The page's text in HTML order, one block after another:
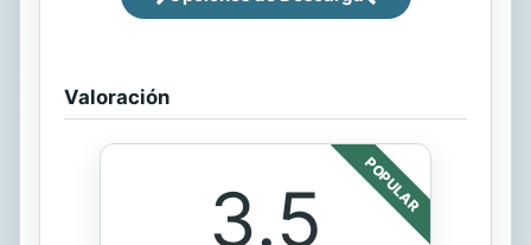
Valoración
POPULAR
3.5